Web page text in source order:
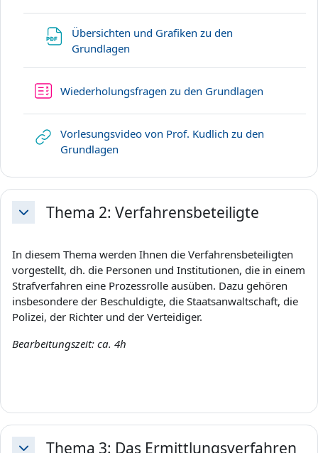
n
Übersichten und Grafiken zu den
Grundlagen
Wiederholungsfragen zu den Grundlagen
Vorlesungsvideo von Prof. Kudlich zu den
Grundlagen
EinklappenThema 2: Verfahrensbeteiligte
In diesem Thema werden Ihnen die Verfahrensbeteiligten
vorgestellt, dh. die Personen und Institutionen, die in einem
Strafverfahren eine Prozessrolle ausüben. Dazu gehören
insbesondere der Beschuldigte, die Staatsanwaltschaft, die
Polizei, der Richter und der Verteidiger.
Bearbeitungszeit: ca. 4h
Thema 3: Das Ermittlungsverfahren